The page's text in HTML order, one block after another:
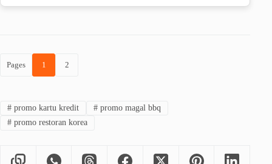
Pages 1 2
#promo kartu kredit #promo magal bbq
#promo restoran korea